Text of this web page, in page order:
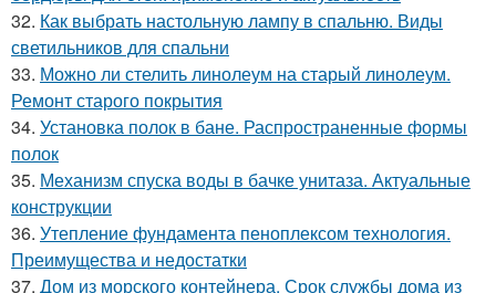
32. Как выбрать настольную лампу в спальню. Виды
светильников для спальни
33. Можно ли стелить линолеум на старый линолеум.
Ремонт старого покрытия
34. Установка полок в бане. Распространенные формы
полок
35. Механизм спуска воды в бачке унитаза. Актуальные
конструкции
36. Утепление фундамента пеноплексом технология.
Преимущества и недостатки
37. Дом из морского контейнера. Срок службы дома из